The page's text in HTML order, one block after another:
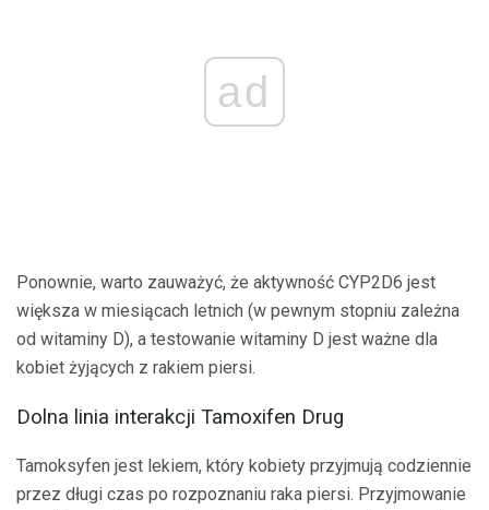
ad
Ponownie, warto zauważyć, że aktywność CYP2D6 jest
większa w miesiącach letnich (w pewnym stopniu zależna
od witaminy D), a testowanie witaminy D jest ważne dla
kobiet żyjących z rakiem piersi.
Dolna linia interakcji Tamoxifen Drug
Tamoksyfen jest lekiem, który kobiety przyjmują codziennie
przez długi czas po rozpoznaniu raka piersi. Przyjmowanie